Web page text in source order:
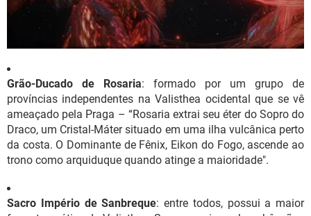
Grão-Ducado de Rosaria: formado por um grupo de
províncias independentes na Valisthea ocidental que se vê
ameaçado pela Praga – “Rosaria extrai seu éter do Sopro do
Draco, um Cristal-Máter situado em uma ilha vulcânica perto
da costa. O Dominante de Fênix, Eikon do Fogo, ascende ao
trono como arquiduque quando atinge a maioridade".
Sacro Império de Sanbreque: entre todos, possui a maior